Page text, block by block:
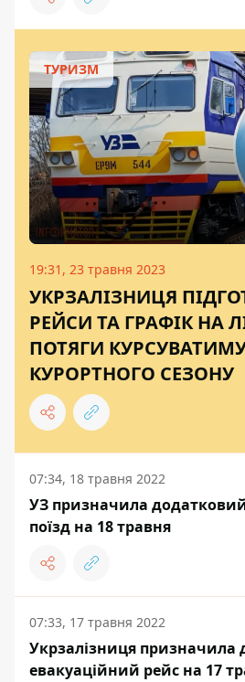
ТУРИЗМ
19:31, 23 травня 2023
УКРЗАЛІЗНИЦЯ
РЕЙСИ ТА ГРАФІК НА
ПОТЯГИ
КУРОРТНОГО СЕЗОНУ
07:34, 18 травня 2022
УЗ призначила
поїзд на 18 травня
07:33, 17 травня 2022
Укрзалізниця призначила
евакуаційний рейс на 17